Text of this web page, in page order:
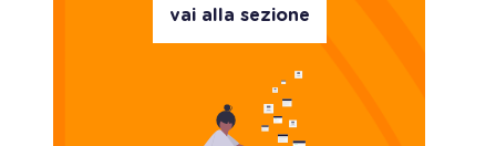
vai alla sezione